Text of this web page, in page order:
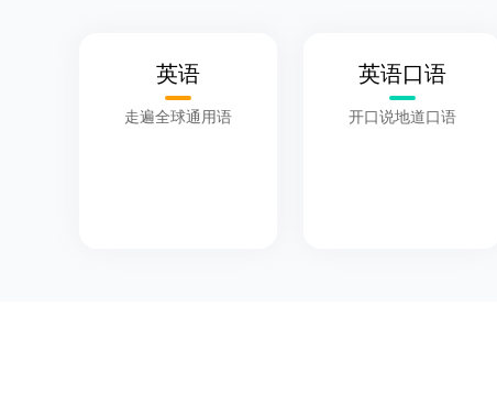
英语
走遍全球通用语
英语口语
开口说地道口语